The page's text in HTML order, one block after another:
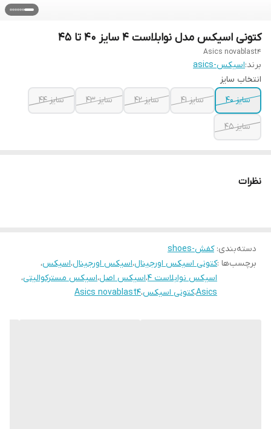
کتونی اسیکس مدل نوابلاست ۴ سایز ۴۰ تا ۴۵
Asics novablast4
برند:اسیکس-asics
انتخاب سایز
سایز ۴۰
سایز ۴۱ سایز ۴۲ سایز ۴۳ سایز ۴۴
سایز ۴۵
نظرات
دسته‌بندی:کفش-shoes
برچسب‌ها :کتونی اسیکس اورجینال،اسیکس اورجینال،اسیکس،
اسیکس نوابلاست ۴ ،اسیکس اصل،اسیکس مسترکوالیتی،
Asics،کتونی اسیکس،Asics novablast4